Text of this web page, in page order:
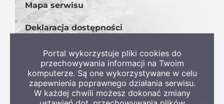
Mapa serwisu
Deklaracja dostępności
Portal wykorzystuje pliki cookies do
przechowywania informacji na Twoim
komputerze. Są one wykorzystywane w celu
zapewnienia poprawnego działania serwisu.
W każdej chwili możesz dokonać zmiany